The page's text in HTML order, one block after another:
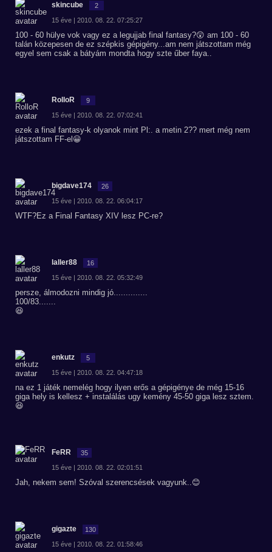
skincube 2
15 éve | 2010. 08. 22. 07:25:27
100 - 60 hülye vok vagy ez a legujjab final fantasy?😲 am 100 - 60
talán közepesen de ez szépkis gépigény...am nem játszottam még
egyel sem csak a bátyám mondta hogy szte űber faya..
RolloR 9
15 éve | 2010. 08. 22. 07:02:41
ezek a final fantasy-k olyanok mint Pl:. a metin 2?? mert még nem
játszottam FF-el😀
bigdave174 26
15 éve | 2010. 08. 22. 06:04:17
WTF?Ez a Final Fantasy XIV lesz PC-re?
laller88 16
15 éve | 2010. 08. 22. 05:32:49
persze, álmodozni mindig jó..............
100/83.......
😆
enkutz 5
15 éve | 2010. 08. 22. 04:47:18
na ez 1 játék nemelég hogy ilyen erős a gépigénye de még 15-16
giga hely is kellesz + instalálás ugy kemény 45-50 giga lesz sztem.
😆
FeRR 35
15 éve | 2010. 08. 22. 02:01:51
Jah, nekem sem! Szóval szerencsések vagyunk..😊
gigazte 130
15 éve | 2010. 08. 22. 01:58:46